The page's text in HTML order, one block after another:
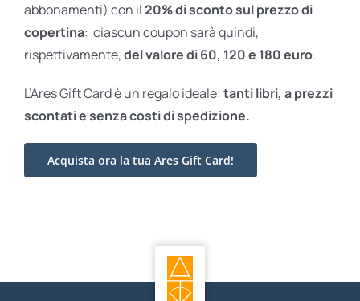
abbonamenti) con il20% di sconto sul prezzo di
copertina: ciascun coupon sarà quindi,
rispettivamente,del valore di 60, 120 e 180 euro.
L’Ares Gift Card è un regalo ideale: tanti libri, a prezzi
scontati esenza costi di spedizione.
Acquista ora la tua Ares Gift Card!